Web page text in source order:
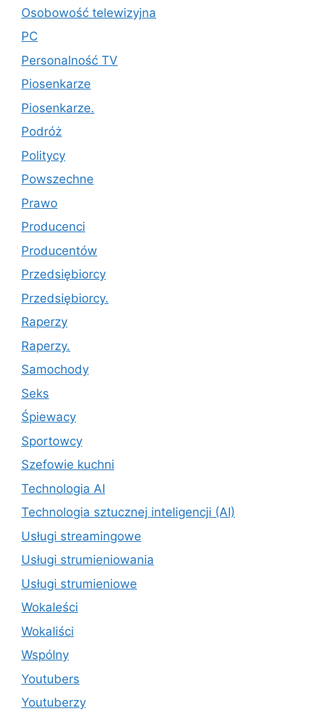
Osobowość telewizyjna
PC
Personalność TV
Piosenkarze
Piosenkarze.
Podróż
Politycy
Powszechne
Prawo
Producenci
Producentów
Przedsiębiorcy
Przedsiębiorcy.
Raperzy
Raperzy.
Samochody
Seks
Śpiewacy
Sportowcy
Szefowie kuchni
Technologia AI
Technologia sztucznej inteligencji (AI)
Usługi streamingowe
Usługi strumieniowania
Usługi strumieniowe
Wokaleści
Wokaliści
Wspólny
Youtubers
Youtuberzy